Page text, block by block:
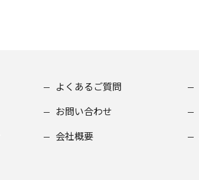
よくあるご質問
お問い合わせ
会社概要